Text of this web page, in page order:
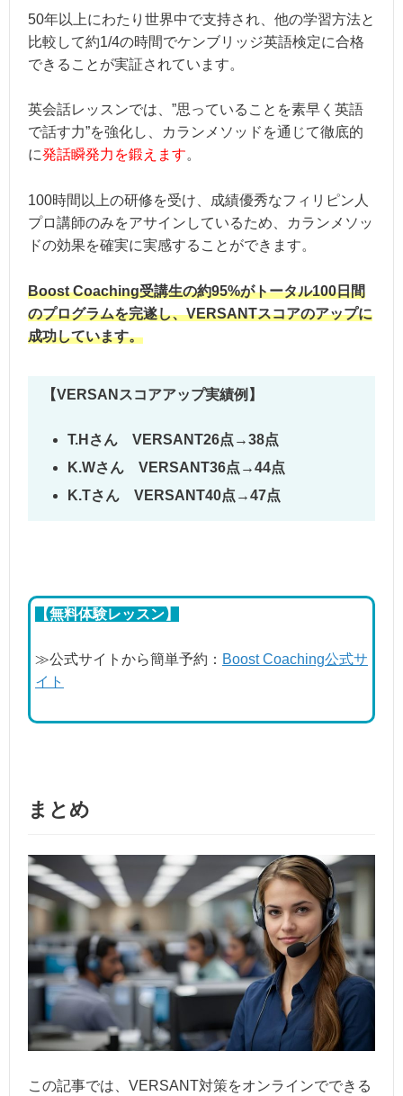
50年以上にわたり世界中で支持され、他の学習方法と
比較して約1/4の時間でケンブリッジ英語検定に合格
できることが実証されています。
英会話レッスンでは、”思っていることを素早く英語
で話す力”を強化し、カランメソッドを通じて徹底的
に発話瞬発力を鍛えます。
100時間以上の研修を受け、成績優秀なフィリピン人
プロ講師のみをアサインしているため、カランメソッ
ドの効果を確実に実感することができます。
Boost Coaching受講生の約95%がトータル100日間
のプログラムを完遂し、VERSANTスコアのアップに
成功しています。
【VERSANスコアアップ実績例】
T.Hさん VERSANT26点→38点
K.Wさん VERSANT36点→44点
K.Tさん VERSANT40点→47点
【無料体験レッスン】
≫公式サイトから簡単予約： Boost Coaching公式サ
イト
まとめ
この記事では、VERSANT対策をオンラインでできる